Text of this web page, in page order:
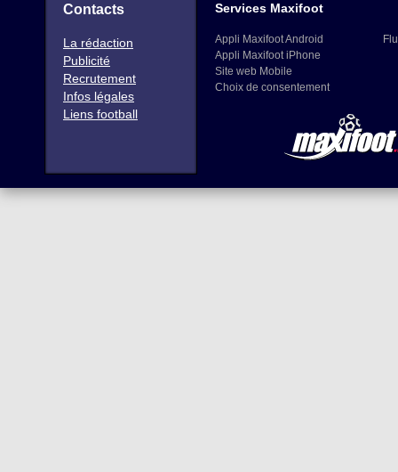
Contacts
La rédaction
Publicité
Recrutement
Infos légales
Liens football
Services Maxifoot
Appli Maxifoot Android
Appli Maxifoot iPhone
Site web Mobile
Choix de consentement